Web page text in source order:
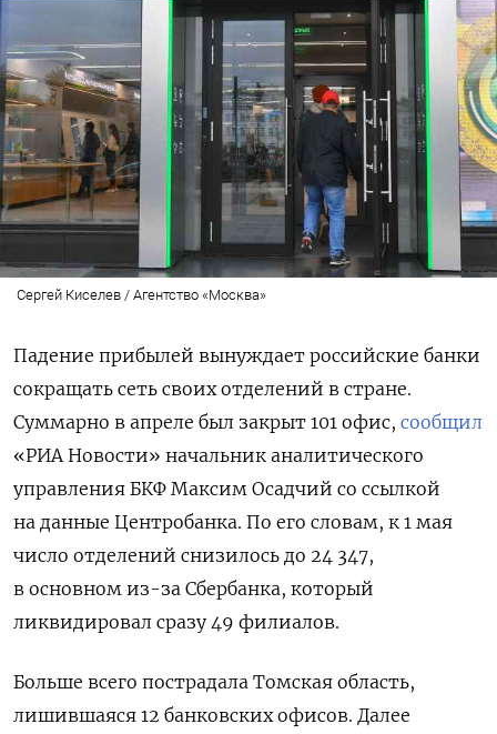
Сергей Киселев / Агентство «Москва»
Падение прибылей вынуждает российские банки
сокращать сеть своих отделений в стране.
Суммарно в апреле был закрыт 101 офис, сообщил
«РИА Новости» начальник аналитического
управления БКФ Максим Осадчий со ссылкой
на данные Центробанка. По его словам, к 1 мая
число отделений снизилось до 24 347,
в основном из-за Сбербанка, который
ликвидировал сразу 49 филиалов.
Больше всего пострадала Томская область,
лишившаяся 12 банковских офисов. Далее